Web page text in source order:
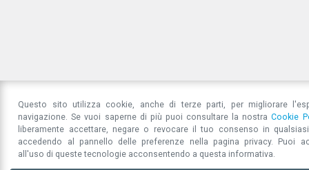
CONTINUA A LEGGERE
Questo sito utilizza cookie, anche di terze parti, per migliorare
navigazione. Se vuoi saperne di più puoi consultare la nostraCookie
liberamente accettare, negare o revocare il tuo consenso in
accedendo al pannello delle preferenze nella pagina privacy. Puoi
all'uso di queste tecnologie acconsentendo a questa informativa.